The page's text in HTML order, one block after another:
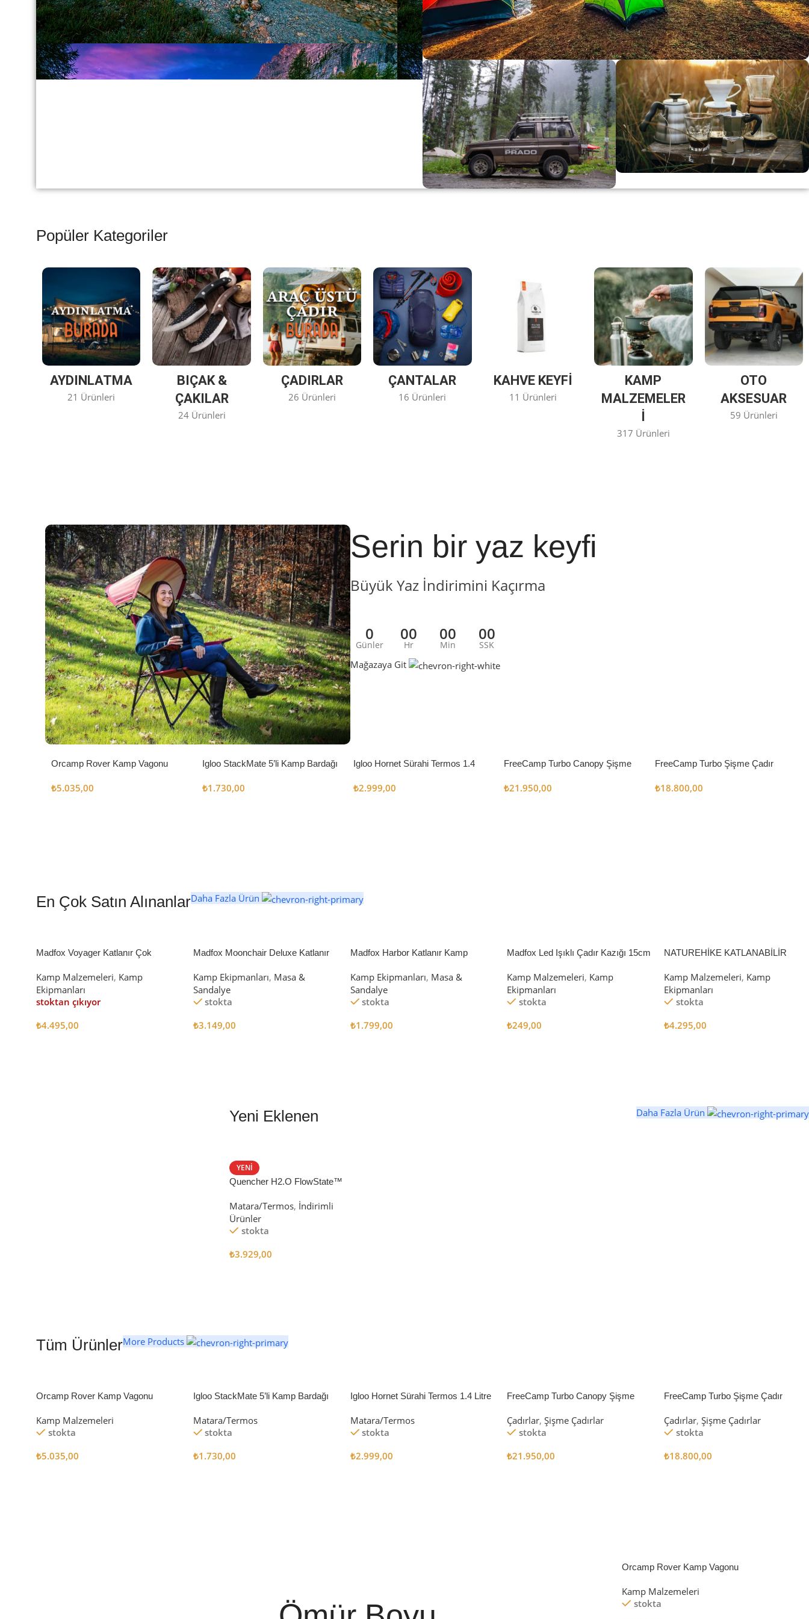
Büyük Yaz İndirimi
0
Günler
00
Hr
00
Min
00
SSK
Alışverişe Başla
Popüler Kategoriler
AYDINLATMA
21 Ürünleri
BIÇAK &
ÇAKILAR
24 Ürünleri
ÇADIRLAR
26 Ürünleri
ÇANTALAR
16 Ürünleri
KAHVE KEYFİ
11 Ürünleri
KAMP
MALZEMELER
317 Ürünleri
OTO
AKSESUAR
59 Ürünleri
Serin bir yaz keyfi
Büyük Yaz İndirimini Kaçırma
0
Günler
00
Hr
00
Min
00
SSK
Mağazaya Git
Orcamp Rover Kamp Vagonu
₺5.035,00
Igloo StackMate 5’li Kamp Bardağı
₺1.730,00
Igloo Hornet Sürahi Termos 1.4
₺2.999,00
FreeCamp Turbo Canopy Şişme
₺21.950,00
FreeCamp Turbo Şişme Çadır
₺18.800,00
En Çok Satın AlınanlarDaha Fazla Ürün
Madfox Voyager Katlanır Çok
BLACK
Kamp Malzemeleri, Kamp
Ekipmanları
stoktan çıkıyor
₺4.495,00
Madfox Moonchair Deluxe Katlanır
Kamp Ekipmanları, Masa &
Sandalye
stokta
₺3.149,00
Madfox Harbor Katlanır Kamp
Kamp Ekipmanları, Masa &
Sandalye
stokta
₺1.799,00
Madfox Led Işıklı Çadır Kazığı 15cm
Kamp Malzemeleri, Kamp
Ekipmanları
stokta
₺249,00
NATUREHİKE KATLANABİLİR
Kamp Malzemeleri, Kamp
Ekipmanları
stokta
₺4.295,00
Yeni Eklenen Daha Fazla Ürün
YENI
Quencher H2.O FlowState™
Matara/Termos, İndirimli
Ürünler
stokta
₺3.929,00
Tüm ÜrünlerMore Products
Orcamp Rover Kamp Vagonu
Kamp Malzemeleri
stokta
₺5.035,00
Igloo StackMate 5’li Kamp Bardağı
Matara/Termos
stokta
₺1.730,00
Igloo Hornet Sürahi Termos 1.4 Litre
Matara/Termos
stokta
₺2.999,00
FreeCamp Turbo Canopy Şişme
Çadırlar, Şişme Çadırlar
stokta
₺21.950,00
FreeCamp Turbo Şişme Çadır
Çadırlar, Şişme Çadırlar
stokta
₺18.800,00
Orcamp Rover Kamp Vagonu
Kamp Malzemeleri
stokta